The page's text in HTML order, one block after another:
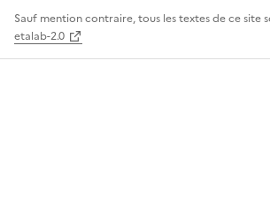
Sauf mention contraire, tous les textes de ce site
etalab-2.0